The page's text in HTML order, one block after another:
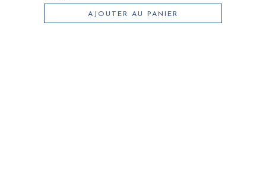
AJOUTER AU PANIER